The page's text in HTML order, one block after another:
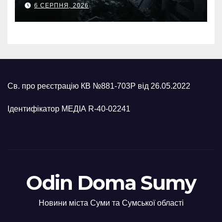
6 СЕРПНЯ, 2026
Св. про реєстрацію КВ №881-703Р від 26.05.2022
Ідентифікатор МЕДІА R-40-02241
Odin Doma Sumy
Новини міста Суми та Сумської області